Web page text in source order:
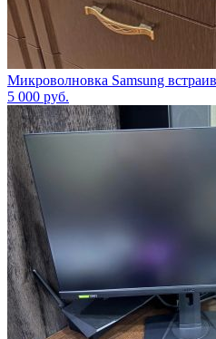
Микроволновка Samsung
5 000 руб.